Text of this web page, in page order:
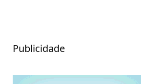
Publicidade